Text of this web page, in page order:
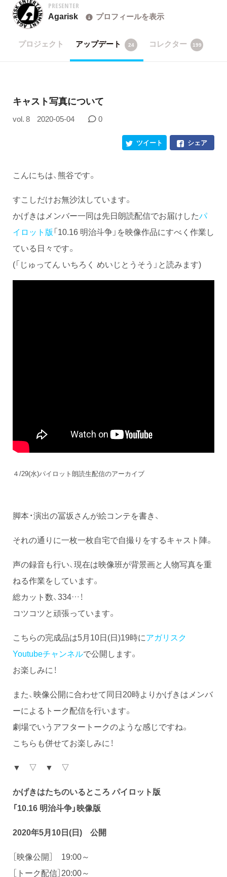
PRESENTER
Agarisk プロフィールを表示
プロジェクト アップデート 24 コレクター 199
キャスト写真について
vol. 8 2020-05-04 0
シェア
ツイート
こんにちは、熊谷です。
すこしだけお無沙汰しています。
かげきはメンバー一同は先日朗読配信でお届けしたパ
イロット版 「10.16 明治斗争」を映像作品にすべく作業し
ている日々です。
(「じゅってん いちろく めいじとうそう」と読みます)
４/29(水)パイロット朗読生配信のアーカイブ
脚本・演出の冨坂さんが絵コンテを書き、
それの通りに一枚一枚自宅で自撮りをするキャスト陣。
声の録音も行い、現在は映像班が背景画と人物写真を重
ねる作業をしています。
総カット数、334…！
コツコツと頑張っています。
こちらの完成品は5月10日(日)19時にアガリスク
Youtubeチャンネルで公開します。
お楽しみに！
また、映像公開に合わせて同日20時よりかげきはメンバ
ーによるトーク配信を行います。
劇場でいうアフタートークのような感じですね。
こちらも併せてお楽しみに！
▼ ▽ ▼ ▽
かげきはたちのいるところ パイロット版
「10.16 明治斗争」映像版
2020年5月10日(日) 公開
［映像公開］ 19:00～
［トーク配信］20:00～